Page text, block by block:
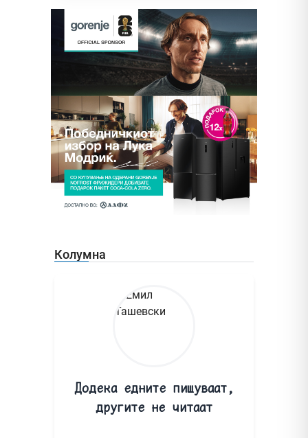
Колумна
Додека едните пишуваат,
другите не читаат